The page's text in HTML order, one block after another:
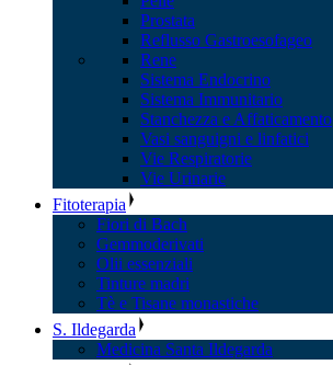
Prostata
Reflusso Gastroesofageo
Rene
Sistema Endocrino
Sistema Immunitario
Stanchezza e Affaticamento
Vasi sanguigni e linfatici
Vie Respiratorie
Vie Urinarie
Fitoterapia
Fiori di Bach
Gemmoderivati
Olii essenziali
Tinture madri
Tè e Tisane monastiche
S. Ildegarda
Medicina Santa Ildegarda